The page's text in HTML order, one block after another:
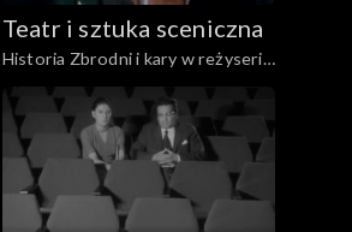
Teatr i sztuka sceniczna
Historia Zbrodni i kary w reżyserii
Andrzeja Wajdy